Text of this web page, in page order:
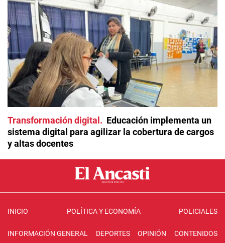
Transformación digital
Educación implementa un
sistema digital para agilizar la cobertura de cargos
y altas docentes
INICIO POLÍTICA Y ECONOMÍA POLICIALES
INFORMACIÓN GENERAL DEPORTES OPINIÓN CONTENIDOS